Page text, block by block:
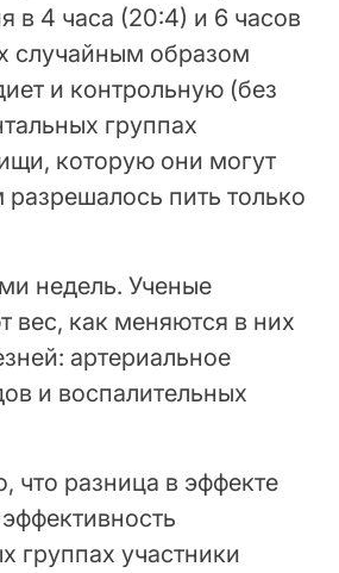
в 4 часа (20:4) и 6 часов
случайным образом
и контрольную (без
группах
которую они могут
разрешалось пить только
недель. Ученые
вес, как меняются в них
артериальное
и воспалительных
что разница в эффекте
группах участники